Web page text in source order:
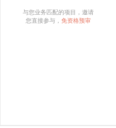
与您业务匹配的项目，邀请
您直接参与， 免资格预审